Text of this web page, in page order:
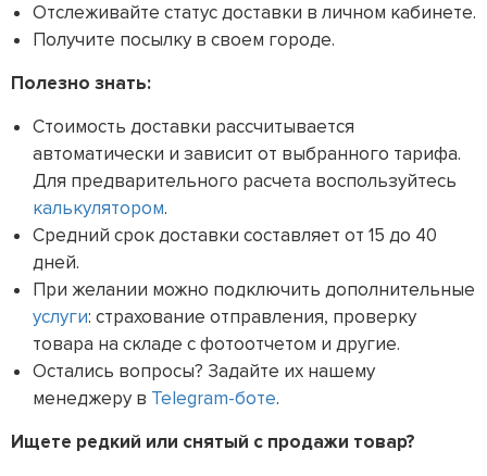
Отслеживайте статус доставки в личном кабинете.
Получите посылку в своем городе.
Полезно знать:
Стоимость доставки рассчитывается
автоматически и зависит от выбранного тарифа.
Для предварительного расчета воспользуйтесь
калькулятором.
Средний срок доставки составляет от 15 до 40
дней.
При желании можно подключить дополнительные
услуги: страхование отправления, проверку
товара на складе с фотоотчетом и другие.
Остались вопросы? Задайте их нашему
менеджеру в Telegram-боте.
Ищете редкий или снятый с продажи товар?